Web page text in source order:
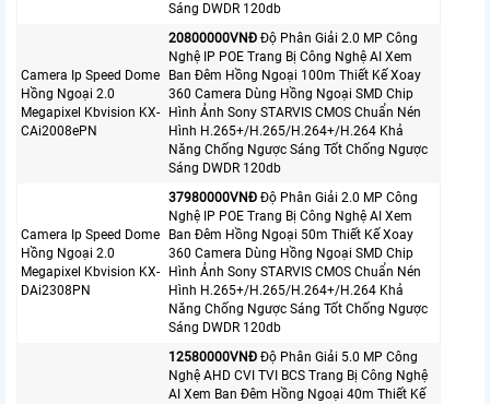
Sáng DWDR 120db
Camera Ip Speed Dome
Hồng Ngoại 2.0
Megapixel Kbvision KX-
CAi2008ePN
20800000VNÐ Độ Phân Giải 2.0 MP Công
Nghệ IP POE Trang Bị Công Nghệ AI Xem
Ban Đêm Hồng Ngoại 100m Thiết Kế Xoay
360 Camera Dùng Hồng Ngoại SMD Chip
Hình Ảnh Sony STARVIS CMOS Chuẩn Nén
Hình H.265+/H.265/H.264+/H.264 Khả
Năng Chống Ngược Sáng Tốt Chống Ngược
Sáng DWDR 120db
Camera Ip Speed Dome
Hồng Ngoại 2.0
Megapixel Kbvision KX-
DAi2308PN
37980000VNÐ Độ Phân Giải 2.0 MP Công
Nghệ IP POE Trang Bị Công Nghệ AI Xem
Ban Đêm Hồng Ngoại 50m Thiết Kế Xoay
360 Camera Dùng Hồng Ngoại SMD Chip
Hình Ảnh Sony STARVIS CMOS Chuẩn Nén
Hình H.265+/H.265/H.264+/H.264 Khả
Năng Chống Ngược Sáng Tốt Chống Ngược
Sáng DWDR 120db
12580000VNÐ Độ Phân Giải 5.0 MP Công
Nghệ AHD CVI TVI BCS Trang Bị Công Nghệ
AI Xem Ban Đêm Hồng Ngoại 40m Thiết Kế